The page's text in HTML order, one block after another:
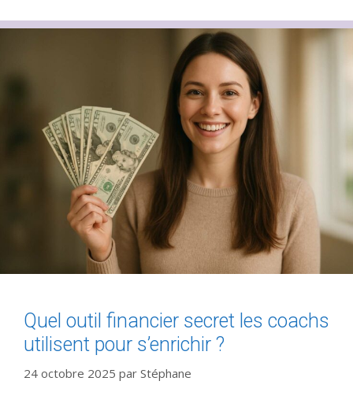
Quel outil financier secret les coachs
utilisent pour s’enrichir ?
24 octobre 2025 par Stéphane